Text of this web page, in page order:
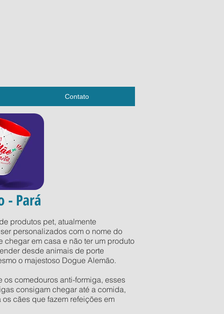
Contato
- Pará
produtos pet, atualmente
personalizados com o nome do
em casa e não ter um produto
desde animais de porte
o majestoso Dogue Alemão.
comedouros anti-formiga, esses
consigam chegar até a comida,
cães que fazem refeições em